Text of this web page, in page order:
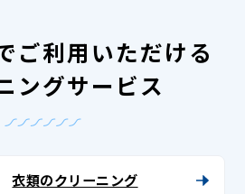
ご利用いただける
ングサービス
衣類のクリーニング